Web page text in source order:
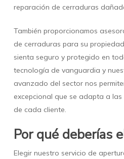
reparación de cerraduras
También proporcionamos
de cerraduras para su
sienta seguro y protegido en
tecnología de vanguardia y
avanzado del sector nos
excepcional que se adapta a
de cada cliente.
Por qué deberías
Elegir nuestro servicio de